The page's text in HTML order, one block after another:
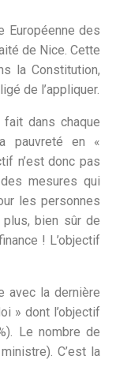
Européenne des
de Nice. Cette
la Constitution,
de l’appliquer.
fait dans chaque
pauvreté en «
n’est donc pas
mesures qui
les personnes
plus, bien sûr de
! L’objectif
avec la dernière
» dont l’objectif
Le nombre de
C’est la